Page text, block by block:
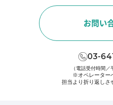
お問い
03-
（電話受付時間／
※オペレーター
担当より折り返しさ